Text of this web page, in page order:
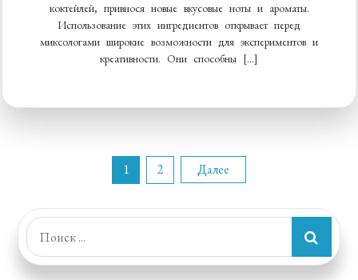
коктейлей, привнося новые вкусовые ноты и ароматы.
Использование этих ингредиентов открывает перед
миксологами широкие возможности для экспериментов и
креативности. Они способны […]
Пагинация
записей
1 2 Далее
Поиск: